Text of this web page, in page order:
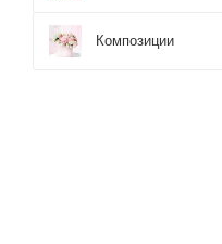
Композиции